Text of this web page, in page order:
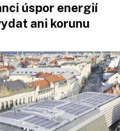
úspor energií
ani korunu